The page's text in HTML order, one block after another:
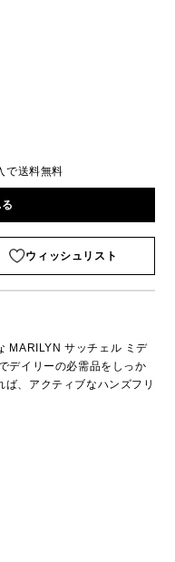
で送料無料
ウィッシュリスト
MARILYN サッチェル ミデ
デイリーの必需品をしっか
、アクティブなハンズフリ